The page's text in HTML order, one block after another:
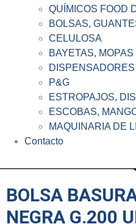
QUÍMICOS FOOD
BOLSAS,
CELULOSA
BAYETAS,
DISPENSADORES
P&G
ESTROPAJOS,
ESCOBAS,
MAQUINARIA DE
Contacto
BOLSA
NEGRA G.200